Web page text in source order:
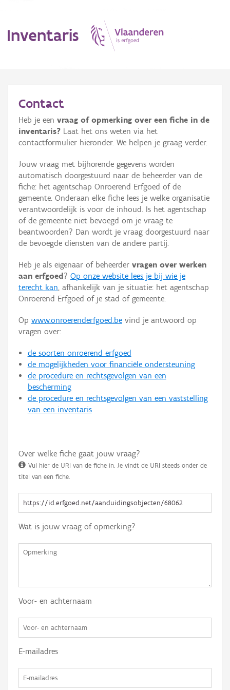
Inventaris
Erfgoedobject
Aanduidingsobject
Waarneming
Thema
Gebeurtenis
Persoon of collectief
Hergebruik
Aanmelden
Contact
Heb je een vraag of opmerking over een fiche in de
inventaris? Laat het ons weten via het
contactformulier hieronder. We helpen je graag verder.
Jouw vraag met bijhorende gegevens worden
automatisch doorgestuurd naar de beheerder van de
fiche: het agentschap Onroerend Erfgoed of de
gemeente. Onderaan elke fiche lees je welke organisatie
verantwoordelijk is voor de inhoud. Is het agentschap
of de gemeente niet bevoegd om je vraag te
beantwoorden? Dan wordt je vraag doorgestuurd naar
de bevoegde diensten van de andere partij.
Heb je als eigenaar of beheerder vragen over werken
aan erfgoed ? Op onze website lees je bij wie je
terecht kan, afhankelijk van je situatie: het agentschap
Onroerend Erfgoed of je stad of gemeente.
Op www.onroerenderfgoed.be vind je antwoord op
vragen over:
de soorten onroerend erfgoed
de mogelijkheden voor financiële ondersteuning
de procedure en rechtsgevolgen van een
bescherming
de procedure en rechtsgevolgen van een vaststelling
van een inventaris
Over welke fiche gaat jouw vraag?
Vul hier de URI van de fiche in. Je vindt de URI steeds onder de
titel van een fiche.
Wat is jouw vraag of opmerking?
Voor- en achternaam
E-mailadres